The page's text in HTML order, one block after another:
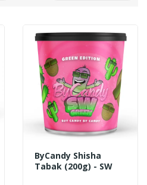
ByCandy Shisha
Tabak (200g) - SW